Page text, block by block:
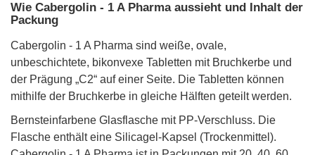
Wie Cabergolin - 1 A Pharma aussieht und Inhalt der
Packung
Cabergolin - 1 A Pharma sind weiße, ovale,
unbeschichtete, bikonvexe Tabletten mit Bruchkerbe und
der Prägung „C2“ auf einer Seite. Die Tabletten können
mithilfe der Bruchkerbe in gleiche Hälften geteilt werden.
Bernsteinfarbene Glasflasche mit PP-Verschluss. Die
Flasche enthält eine Silicagel-Kapsel (Trockenmittel).